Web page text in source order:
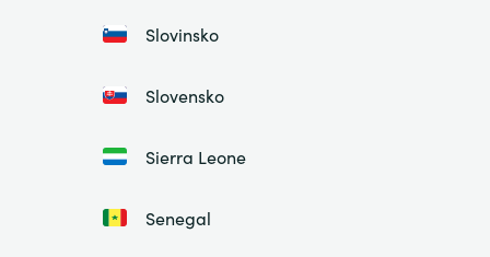
Slovinsko
Slovensko
Sierra Leone
Senegal